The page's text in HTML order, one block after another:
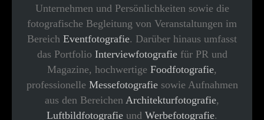
Unternehmen und Persönlichkeiten sowie die
fotografische Begleitung von Veranstaltungen im
Bereich Eventfotografie. Darüber hinaus umfasst
das Portfolio Interviewfotografiefür PR und
Magazine, hochwertige Foodfotografie,
professionelle Messefotografiesowie Aufnahmen
aus den Bereichen Architekturfotografie,
Luftbildfotografie und Werbefotografie.